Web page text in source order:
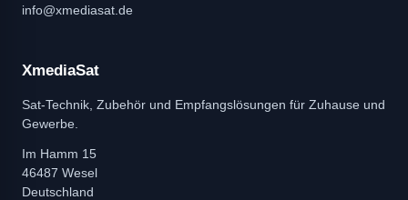
info@xmediasat.de
XmediaSat
Sat-Technik, Zubehör und Empfangslösungen für Zuhause und
Gewerbe.
Im Hamm 15
46487 Wesel
Deutschland